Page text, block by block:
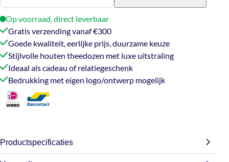
aantal
Op voorraad, direct leverbaar
Gratis verzending vanaf €300
Goede kwaliteit, eerlijke prijs, duurzame keuze
Stijlvolle houten theedozen met luxe uitstraling
Ideaal als cadeau of relatiegeschenk
Bedrukking met eigen logo/ontwerp mogelijk
Productspecificaties